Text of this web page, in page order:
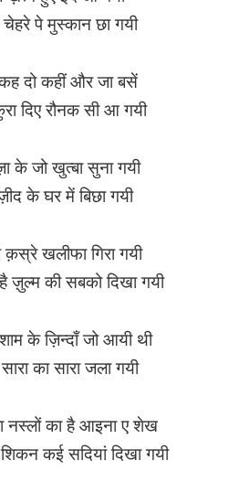
पे मुस्कान छा गयी
दो कहीं और जा बसें
दिए रौनक सी आ गयी
के जो खुत्बा सुना गयी
के घर में बिछा गयी
खलीफा गिरा गयी
ज़ुल्म की सबको दिखा गयी
के ज़िन्दाँ जो आयी थी
का सारा जला गयी
नस्लों का है आइना ए शेख
कई सदियां दिखा गयी